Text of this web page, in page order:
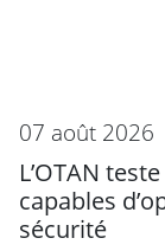
07 août 2026
L’OTAN
capables
sécurité